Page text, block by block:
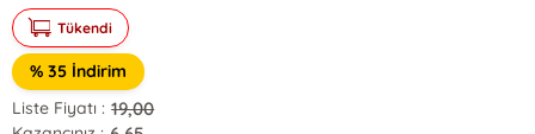
Tükendi
% 35 İndirim
Liste Fiyatı : 19,00